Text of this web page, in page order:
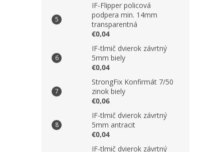
IF-Flipper policová
podpera min. 14mm
transparentná
€0,04
IF-tlmič dvierok závrtný
5mm biely
€0,04
StrongFix Konfirmát 7/50
zinok biely
€0,06
IF-tlmič dvierok závrtný
5mm antracit
€0,04
IF-tlmič dvierok závrtný